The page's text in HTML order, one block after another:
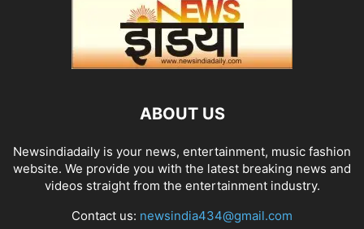
ABOUT US
Newsindiadaily is your news, entertainment, music fashion
website. We provide you with the latest breaking news and
videos straight from the entertainment industry.
Contact us: newsindia434@gmail.com